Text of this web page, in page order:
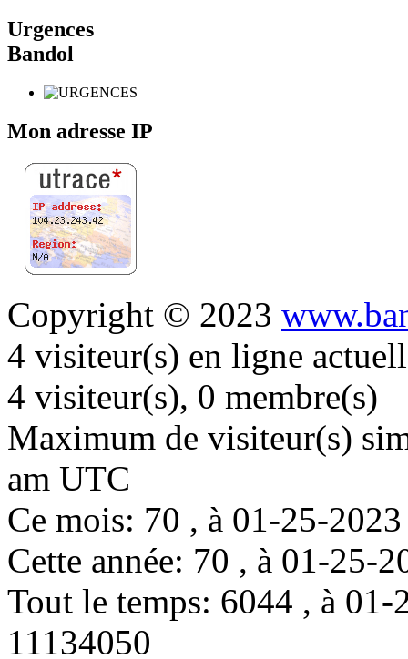
Urgences
Bandol
Mon adresse IP
Copyright © 2023
4 visiteur(s) en ligne
4 visiteur(s), 0 membre(s)
Maximum de visiteur(s)
am UTC
Ce mois: 70 , à 01-25-
Cette année: 70 , à 01-25-
Tout le temps: 6044 , à
11134050